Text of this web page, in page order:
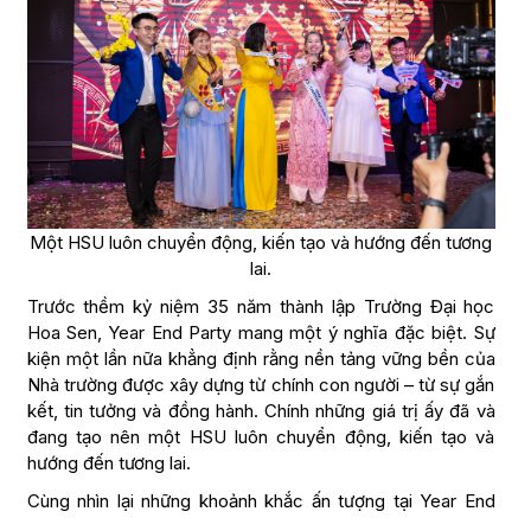
Một HSU luôn chuyển động, kiến tạo và hướng đến tương
lai.
Trước thềm kỷ niệm 35 năm thành lập Trường Đại học
Hoa Sen, Year End Party mang một ý nghĩa đặc biệt. Sự
kiện một lần nữa khẳng định rằng nền tảng vững bền của
Nhà trường được xây dựng từ chính con người – từ sự gắn
kết, tin tưởng và đồng hành. Chính những giá trị ấy đã và
đang tạo nên một HSU luôn chuyển động, kiến tạo và
hướng đến tương lai.
Cùng nhìn lại những khoảnh khắc ấn tượng tại Year End